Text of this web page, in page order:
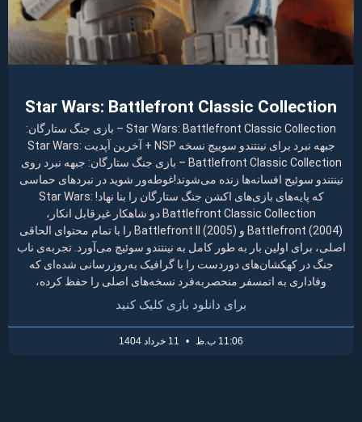
Star Wars: Battlefront Classic Collection
Star Wars: Battlefront Classic Collection – بازی جنگ ستارگان:
جبهه نبرد برای نینتندو سوییچ نسخه NSP + آخرین آپدیت Star Wars:
Battlefront Classic Collection – بازی جنگ ستارگان: جبهه نبرد روی
نینتندو سوئیج افسانه‌ها زنده می‌شوند!غوطه‌ور شوید در نبردهای حماسی
که پایه‌های بازی‌های اکشن جنگ ستارگان را بنا نهاد! Star Wars:
Battlefront Classic Collection دو شاهکار غیرقابل انکار،
Battlefront (2004) و Battlefront II (2005) را با تمام محتوای الحاقی
اصلی، برای اولین بار به طور کامل به نینتندو سوئیچ می‌آورد. تجربه‌ی ناب
جنگ در کهکشان‌های دوردست را با گرافیک به‌روزرسانی شده‌ای که
وفاداری به اتمسفر منحصربه‌فرد نسخه‌های اصلی را حفظ کرده،
برای دانلود بازی کلیک کنید
11:06 ب.ظ